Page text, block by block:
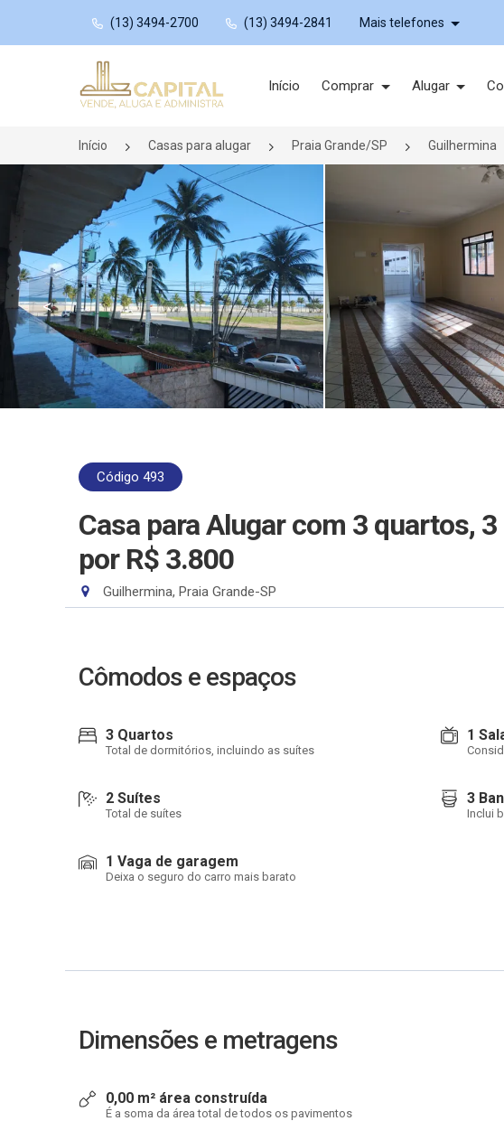
(13) 3494-2700 (13) 3494-2841 Mais telefones
Página inicial
Início Comprar Alugar
Início Casas para alugar Praia Grande/SP Guilhermina
<
Código 493
Casa para Alugar com 3 quartos,
por R$ 3.800
Guilhermina, Praia Grande-SP
Cômodos e espaços
3 Quartos
Total de dormitórios, incluindo as suítes
1
2 Suítes
Total de suítes
3
Inclui
1 Vaga de garagem
Deixa o seguro do carro mais barato
Dimensões e metragens
0,00 m² área construída
É a soma da área total de todos os pavimentos